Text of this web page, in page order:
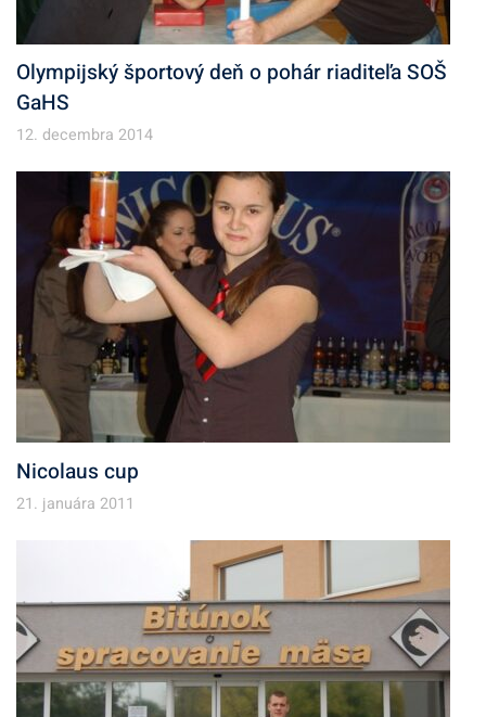
Olympijský športový deň o pohár riaditeľa SOŠ
GaHS
12. decembra 2014
Nicolaus cup
21. januára 2011